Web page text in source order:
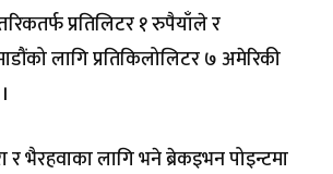
प्रतिलिटर १ रुपैयाँले र
लागि प्रतिकिलोलिटर ७ अमेरिकी
र भैरहवाका लागि भने ब्रेकइभन पोइन्टमा